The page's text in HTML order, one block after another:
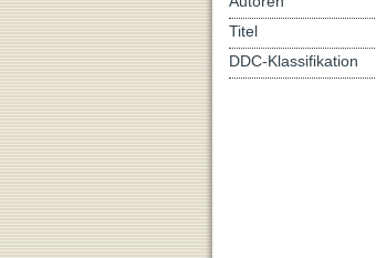
Titel
DDC-Klassifikation